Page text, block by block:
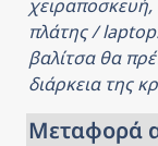
χειραποσκευή,
πλάτης /
βαλίτσα θα
διάρκεια της
Μεταφορά